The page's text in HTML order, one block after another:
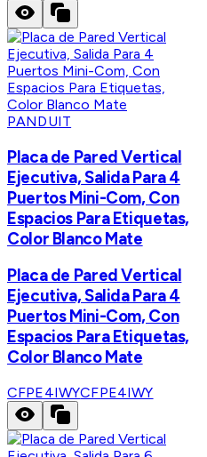
PANDUIT
Placa de Pared Vertical
Ejecutiva, Salida Para 4
Puertos Mini-Com, Con
Espacios Para Etiquetas,
Color Blanco Mate
Placa de Pared Vertical
Ejecutiva, Salida Para 4
Puertos Mini-Com, Con
Espacios Para Etiquetas,
Color Blanco Mate
CFPE4IWYCFPE4IWY